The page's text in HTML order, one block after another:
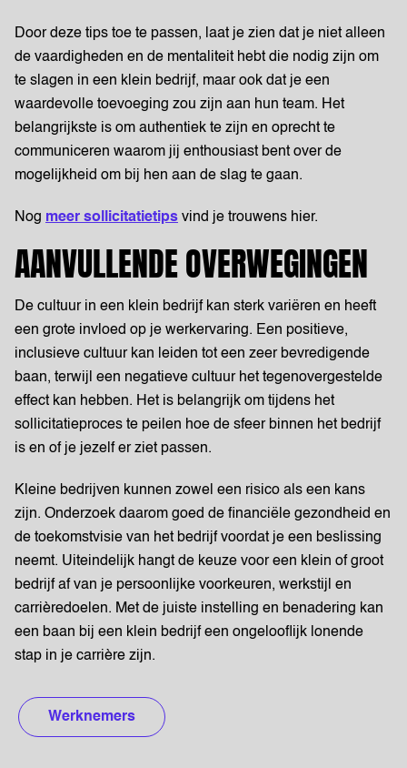
Door deze tips toe te passen, laat je zien dat je niet alleen
de vaardigheden en de mentaliteit hebt die nodig zijn om
te slagen in een klein bedrijf, maar ook dat je een
waardevolle toevoeging zou zijn aan hun team. Het
belangrijkste is om authentiek te zijn en oprecht te
communiceren waarom jij enthousiast bent over de
mogelijkheid om bij hen aan de slag te gaan.
Nog meer sollicitatietips vind je trouwens hier.
AANVULLENDE OVERWEGINGEN
De cultuur in een klein bedrijf kan sterk variëren en heeft
een grote invloed op je werkervaring. Een positieve,
inclusieve cultuur kan leiden tot een zeer bevredigende
baan, terwijl een negatieve cultuur het tegenovergestelde
effect kan hebben. Het is belangrijk om tijdens het
sollicitatieproces te peilen hoe de sfeer binnen het bedrijf
is en of je jezelf er ziet passen.
Kleine bedrijven kunnen zowel een risico als een kans
zijn. Onderzoek daarom goed de financiële gezondheid en
de toekomstvisie van het bedrijf voordat je een beslissing
neemt. Uiteindelijk hangt de keuze voor een klein of groot
bedrijf af van je persoonlijke voorkeuren, werkstijl en
carrièredoelen. Met de juiste instelling en benadering kan
een baan bij een klein bedrijf een ongelooflijk lonende
stap in je carrière zijn.
Werknemers